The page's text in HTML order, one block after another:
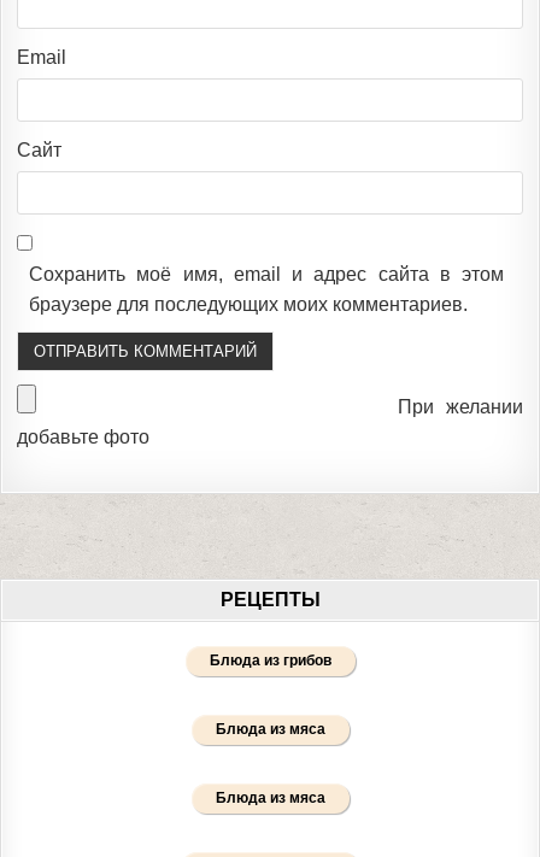
Email
Сайт
Сохранить моё имя, email и адрес сайта в этом
браузере для последующих моих комментариев.
При желании
добавьте фото
РЕЦЕПТЫ
Блюда из грибов
Блюда из мяса
Блюда из мяса